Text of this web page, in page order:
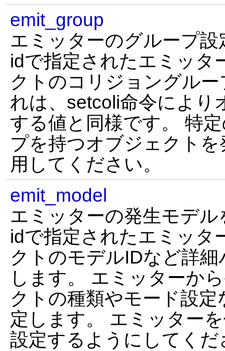
emit_group
エミッターのグループ設
idで指定されたエミッタ
クトのコリジョングル
れは、setcoli命令により
する値と同様です。 特
プを持つオブジェクト
用してください。
emit_model
エミッターの発生モデル
idで指定されたエミッタ
クトのモデルIDなど詳
します。 エミッターか
クトの種類やモード設
定します。 エミッター
設定するようにしてくだ